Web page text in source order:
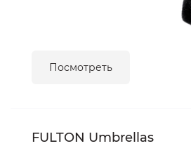
Посмотреть
FULTON Umbrellas